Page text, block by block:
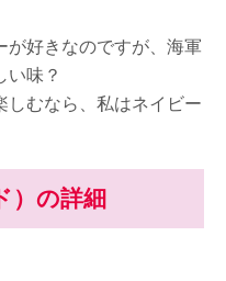
が好きなのですが、海軍
い味？
しむなら、私はネイビー
）の詳細